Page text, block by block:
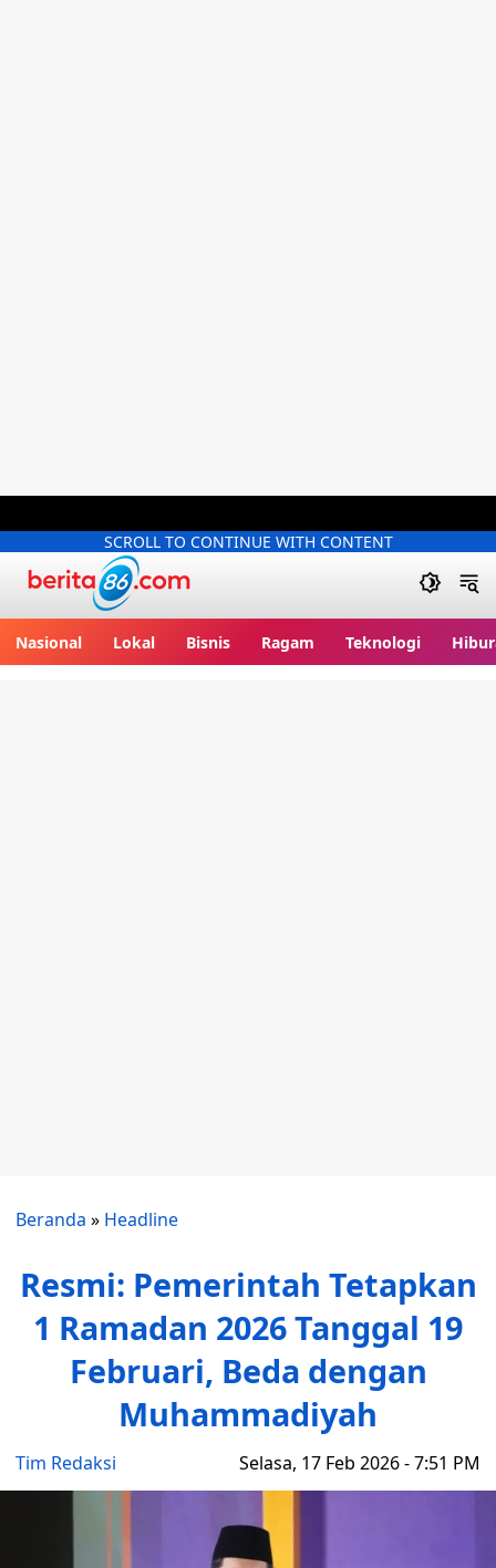
SCROLL TO CONTINUE WITH CONTENT
Nasional Lokal Bisnis Ragam Teknologi
Beranda » Headline
Resmi: Pemerintah Tetapkan
1 Ramadan 2026 Tanggal 19
Februari, Beda dengan
Muhammadiyah
Tim Redaksi Selasa, 17 Feb 2026 - 7:51 PM